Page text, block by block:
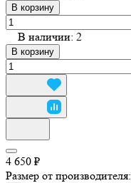
В корзину
В наличии: 2
В корзину
4 650 ₽
Размер от производителя: